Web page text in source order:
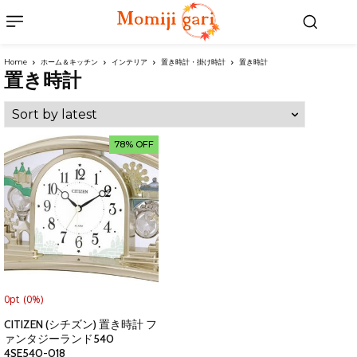
Home ホーム＆キッチン インテリア 置き時計・掛け時計 置き時計
置き時計
78% OFF
0pt (0%)
CITIZEN (シチズン) 置き時計 フ
ァンタジーランド540
4SE540-018